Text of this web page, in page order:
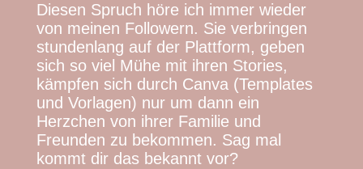
Diesen Spruch höre ich immer wieder
von meinen Followern. Sie verbringen
stundenlang auf der Plattform, geben
sich so viel Mühe mit ihren Stories,
kämpfen sich durch Canva (Templates
und Vorlagen) nur um dann ein
Herzchen von ihrer Familie und
Freunden zu bekommen. Sag mal
kommt dir das bekannt vor?